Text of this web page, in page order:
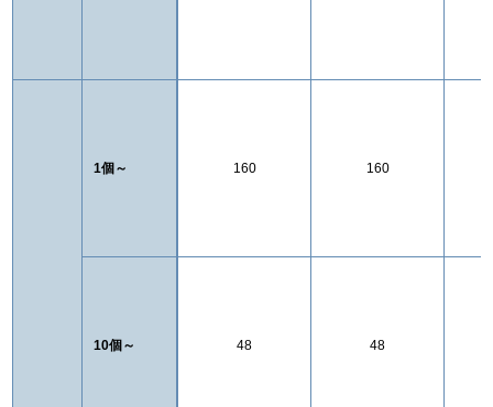
1個～
10個～
160 160
48 48